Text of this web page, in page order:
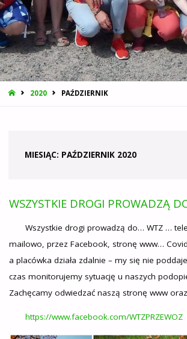
STRONA
2020 PAŹDZIERNIK
MIESIĄC: PAŹDZIERNIK 2020
WSZYSTKIE DROGI PROWADZĄ
Wszystkie drogi prowadzą do… WTZ …
mailowo, przez Facebook, stronę www…
a placówka działa zdalnie – my się nie
czas monitorujemy sytuację u naszych
Zachęcamy odwiedzać naszą stronę www
https://www.facebook.com/WTZPRZEWOZ